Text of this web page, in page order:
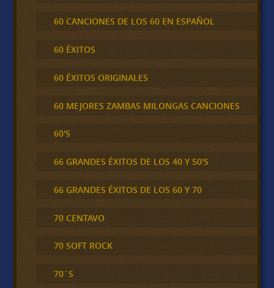
60 CANCIONES DE LOS 60 EN ESPAÑOL
60 ÉXITOS
60 ÉXITOS ORIGINALES
60 MEJORES ZAMBAS MILONGAS CANCIONES
60'S
66 GRANDES ÉXITOS DE LOS 40 Y 50'S
66 GRANDES ÉXITOS DE LOS 60 Y 70
70 CENTAVO
70 SOFT ROCK
70´S